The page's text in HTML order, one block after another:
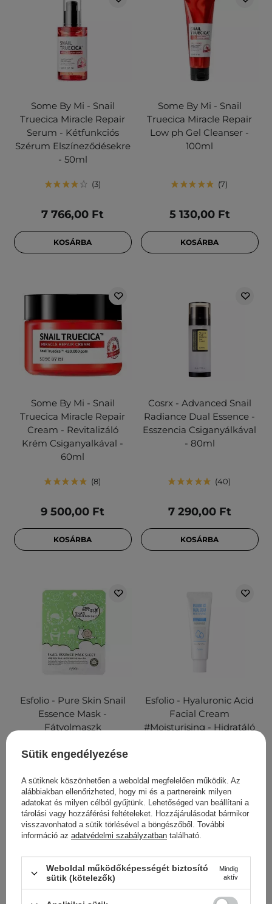
Some By Mi - Snail
Truecica Miracle Repair
Serum - Kétfunkciós
Szérum Elszíneződésekre
- 50ml
3
7 766,00 Ft
KOSÁRBA
Some By Mi - Snail
Truecica Miracle Repair
Low ph Gel Cleanser -
100ml
7
5 130,00 Ft
KOSÁRBA
Some By Mi - Snail
Truecica Miracle Repair
Cream - Revitalizáló
Krém Csiganyalkával -
60ml
8
9 500,00 Ft
KOSÁRBA
Cosrx - Advanced Snail
Radiance Dual Essence -
Esszencia Csiganyálkával
- 80ml
40
7 290,00 Ft
KOSÁRBA
Esfolio - Pure Skin Snail
Essence Mask -
Fátyolmaszk
1 390,00 Ft
KOSÁRBA
Esfolio - Hyaluronic Acid
Facial Cream
#Moisturising - Hidratáló
2 100,00 Ft
KOSÁRBA
Sütik engedélyezése
A sütiknek köszönhetően a weboldal megfelelően működik. Az
alábbiakban ellenőrizheted, hogy mi és a partnereink milyen
adatokat és milyen célból gyűjtünk. Lehetőséged van beállítani a
tárolási vagy hozzáférési feltételeket. Hozzájárulásodat bármikor
visszavonhatod a sütik törlésével a böngészőből. További
információ az adatvédelmi szabályzatban található.
Weboldal működőképességét biztosító
sütik (kötelezők)
Mindig
aktív